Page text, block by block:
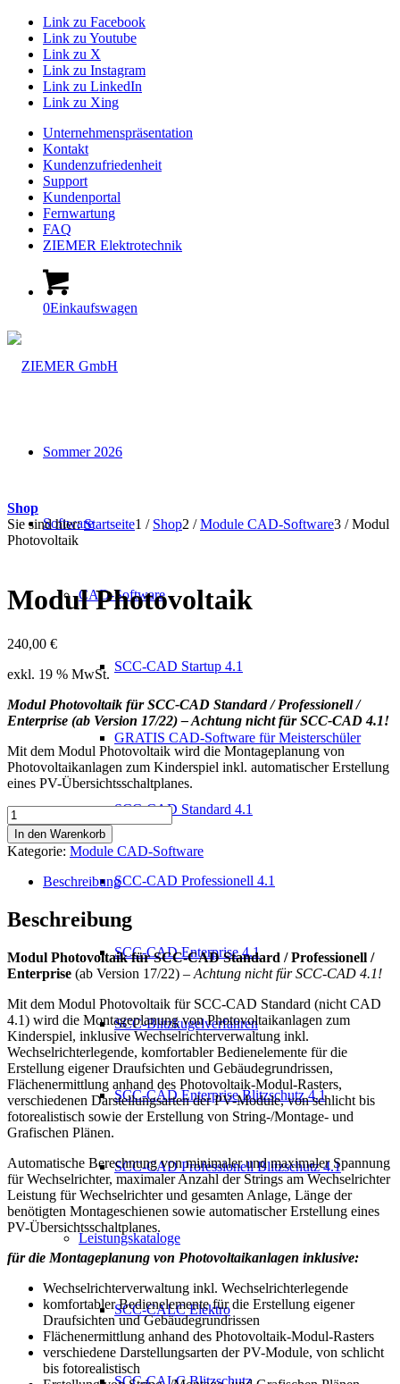
Link zu Facebook
Link zu Youtube
Link zu X
Link zu Instagram
Link zu LinkedIn
Link zu Xing
Unternehmenspräsentation
Kontakt
Kundenzufriedenheit
Support
Kundenportal
Fernwartung
FAQ
ZIEMER Elektrotechnik
0Einkaufswagen
Sommer 2026
Software
CAD-Software
SCC-CAD Startup 4.1
GRATIS CAD-Software für Meisterschüler
SCC-CAD Standard 4.1
SCC-CAD Professionell 4.1
SCC-CAD Enterprise 4.1
SCC-Blitzkugelverfahren
SCC-CAD Enterprise Blitzschutz 4.1
SCC-CAD Professionell Blitzschutz 4.1
Leistungskataloge
SCC-CALC Elektro
SCC-CALC Blitzschutz
Shop
Sie sind hier: Startseite1 / Shop2 / Module CAD-Software3 / Modul
Photovoltaik
Modul Photovoltaik
240,00 €
exkl. 19 % MwSt.
Modul Photovoltaik für SCC-CAD Standard / Professionell /
Enterprise (ab Version 17/22) – Achtung nicht für SCC-CAD 4.1!
Mit dem Modul Photovoltaik wird die Montageplanung von
Photovoltaikanlagen zum Kinderspiel inkl. automatischer Erstellung
eines PV-Übersichtsschaltplanes.
Modul
Photovoltaik
Menge
In den Warenkorb
Kategorie: Module CAD-Software
Beschreibung
Beschreibung
Modul Photovoltaik für SCC-CAD Standard / Professionell /
Enterprise (ab Version 17/22) – Achtung nicht für SCC-CAD 4.1!
Mit dem Modul Photovoltaik für SCC-CAD Standard (nicht CAD
4.1) wird die Montageplanung von Photovoltaikanlagen zum
Kinderspiel, inklusive Wechselrichterverwaltung inkl.
Wechselrichterlegende, komfortabler Bedienelemente für die
Erstellung eigener Draufsichten und Gebäudegrundrissen,
Flächenermittlung anhand des Photovoltaik-Modul-Rasters,
verschiedenen Darstellungsarten der PV-Module, von schlicht bis
fotorealistisch sowie der Erstellung von String-/Montage- und
Grafischen Plänen.
Automatische Berechnung von minimaler und maximaler Spannung
für Wechselrichter, maximaler Anzahl der Strings am Wechselrichter
Leistung für Wechselrichter und gesamten Anlage, Länge der
benötigten Montageschienen sowie automatischer Erstellung eines
PV-Übersichtsschaltplanes.
für die Montageplanung von Photovoltaikanlagen inklusive:
Wechselrichterverwaltung inkl. Wechselrichterlegende
komfortabler Bedienelemente für die Erstellung eigener
Draufsichten und Gebäudegrundrissen
Flächenermittlung anhand des Photovoltaik-Modul-Rasters
verschiedene Darstellungsarten der PV-Module, von schlicht
bis fotorealistisch